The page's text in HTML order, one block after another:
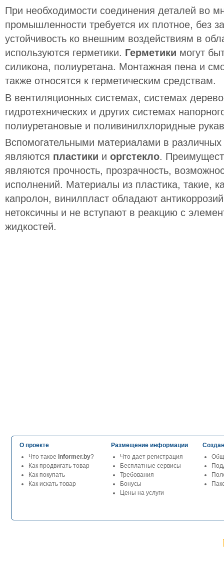
При необходимости соединения деталей во
промышленности требуется их плотное, без
устойчивость ко внешним воздействиям в
используются герметики. Герметики могут
силикона, полиуретана. Монтажная пена и
также относятся к герметическим средствам.
В вентиляционных системах, системах
гидротехнических и других системах
полиуретановые и поливинилхлоридные
Вспомогательными материалами в различных
являются пластики и оргстекло.
являются прочность, прозрачность,
исполнений. Материалы из пластика, такие,
капролон, винилпласт обладают
нетоксичны и не вступают в реакцию с
жидкостей.
О проекте
Что такое Informer.by?
Как продвигать товар
Как покупать
Как искать товар
Размещение информации
Что дает регистрация
Бесплатные сервисы
Требования
Бонусы
Цены на услуги